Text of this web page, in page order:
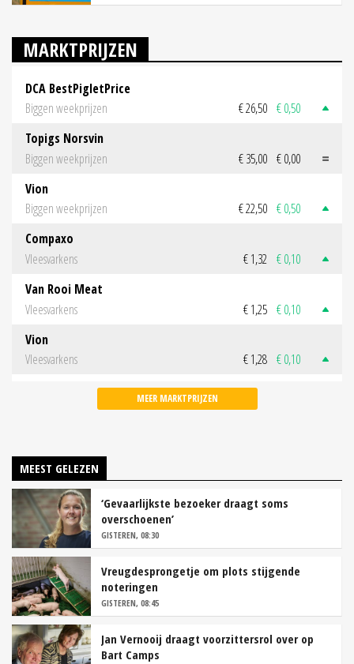
MARKTPRIJZEN
DCA BestPigletPrice
Biggen weekprijzen
€ 26,50 € 0,50
Topigs Norsvin
Biggen weekprijzen
€ 35,00 € 0,00
Vion
Biggen weekprijzen
€ 22,50 € 0,50
Compaxo
Vleesvarkens
€ 1,32 € 0,10
Van Rooi Meat
Vleesvarkens
€ 1,25 € 0,10
Vion
Vleesvarkens
€ 1,28 € 0,10
MEER MARKTPRIJZEN
MEEST GELEZEN
‘Gevaarlijkste bezoeker draagt soms
overschoenen’
GISTEREN, 08:30
Vreugdesprongetje om plots stijgende
noteringen
GISTEREN, 08:45
Jan Vernooij draagt voorzittersrol over op
Bart Camps